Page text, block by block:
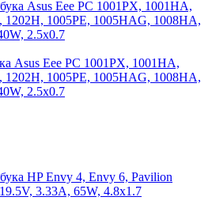
Asus Eee PC 1001PX, 1001HA,
1005PE, 1005HAG, 1008HA,
2.5х0.7